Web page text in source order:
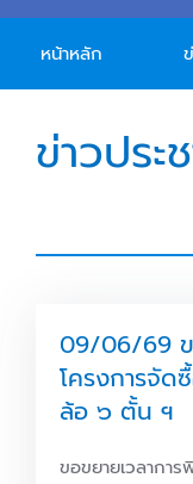
หน้าหลัก
ข่าวปร
09/06/69 ข
โครงการจัด
ล้อ ๖ ตั้น ฯ
ขอขยายเวลากา